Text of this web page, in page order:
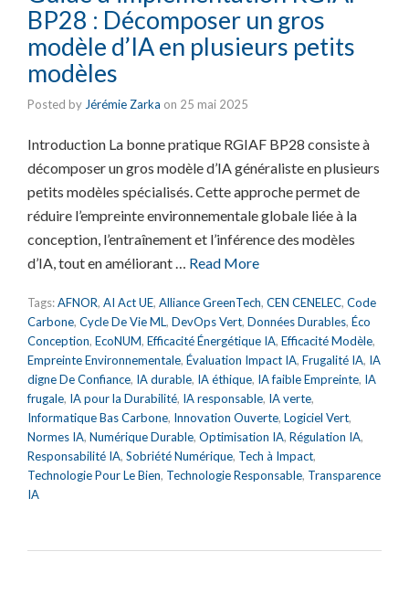
BP28 : Décomposer un gros
modèle d’IA en plusieurs petits
modèles
Posted by Jérémie Zarka on 25 mai 2025
Introduction La bonne pratique RGIAF BP28 consiste à
décomposer un gros modèle d’IA généraliste en plusieurs
petits modèles spécialisés. Cette approche permet de
réduire l’empreinte environnementale globale liée à la
conception, l’entraînement et l’inférence des modèles
d’IA, tout en améliorant … Read More
Tags:AFNOR, AI Act UE, Alliance GreenTech, CEN CENELEC, Code
Carbone, Cycle De Vie ML, DevOps Vert, Données Durables, Éco
Conception, EcoNUM, Efficacité Énergétique IA, Efficacité Modèle,
Empreinte Environnementale, Évaluation Impact IA, Frugalité IA, IA
digne De Confiance, IA durable, IA éthique, IA faible Empreinte, IA
frugale, IA pour la Durabilité, IA responsable, IA verte,
Informatique Bas Carbone, Innovation Ouverte, Logiciel Vert,
Normes IA, Numérique Durable, Optimisation IA, Régulation IA,
Responsabilité IA, Sobriété Numérique, Tech à Impact,
Technologie Pour Le Bien, Technologie Responsable, Transparence
IA